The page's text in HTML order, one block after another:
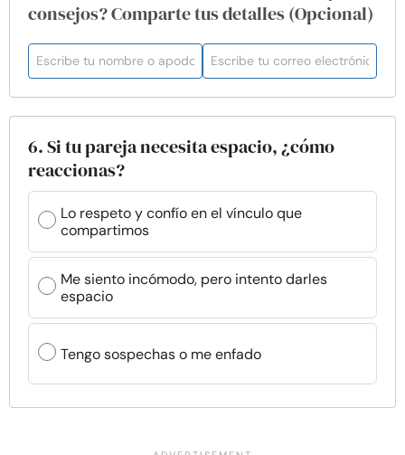
consejos? Comparte tus detalles (Opcional)
6. Si tu pareja necesita espacio, ¿cómo
reaccionas?
Lo respeto y confío en el vínculo que
compartimos
Me siento incómodo, pero intento darles
espacio
Tengo sospechas o me enfado